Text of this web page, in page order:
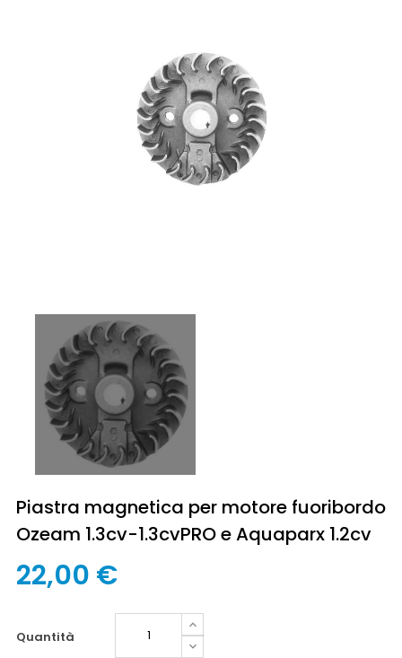
Piastra magnetica per motore fuoribordo
Ozeam 1.3cv-1.3cvPRO e Aquaparx 1.2cv
22,00 €
quantità